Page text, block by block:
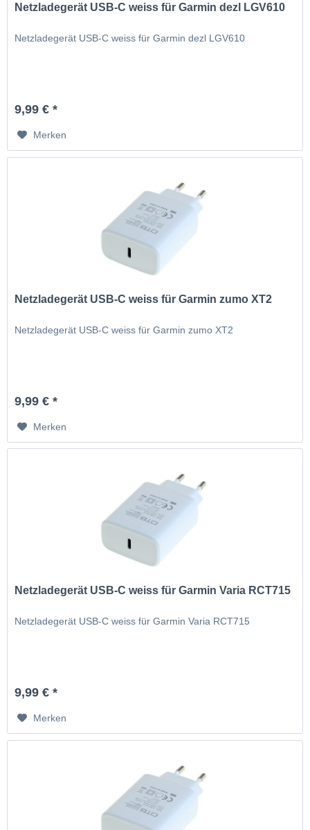
Netzladegerät USB-C weiss für Garmin dezl LGV610
Netzladegerät USB-C weiss für Garmin dezl LGV610
9,99 € *
Merken
Netzladegerät USB-C weiss für Garmin zumo XT2
Netzladegerät USB-C weiss für Garmin zumo XT2
9,99 € *
Merken
Netzladegerät USB-C weiss für Garmin Varia RCT715
Netzladegerät USB-C weiss für Garmin Varia RCT715
9,99 € *
Merken